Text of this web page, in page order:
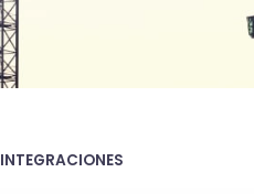
INTEGRACIONES